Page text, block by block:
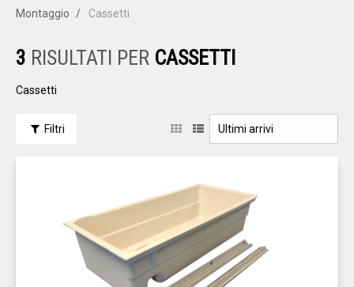
Montaggio Cassetti
3 RISULTATI PER CASSETTI
Cassetti
Filtri